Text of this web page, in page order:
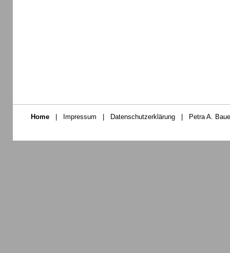
Home | Impressum | Datenschutzerklärung | Petra A.